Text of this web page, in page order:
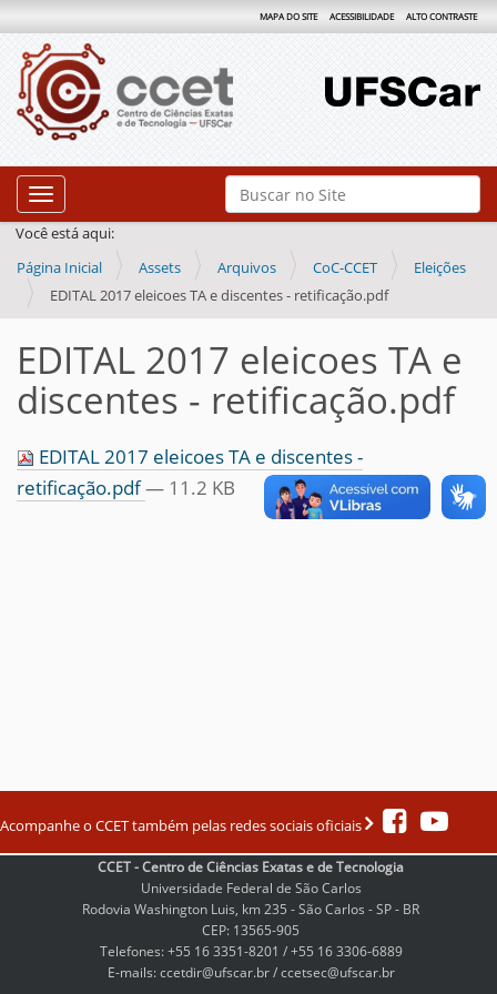
Busca
Busca Avançada…
MAPA DO SITE ACESSIBILIDADE ALTO CONTRASTE
Toggle navigation
Você está aqui:
Página Inicial
Assets Arquivos CoC-CCET
Eleições
EDITAL 2017 eleicoes TA e discentes - retificação.pdf
EDITAL 2017 eleicoes TA e
discentes - retificação.pdf
EDITAL 2017 eleicoes TA e discentes -
retificação.pdf— 11.2 KB
Acompanhe o CCET também pelas redes sociais oficiais
CCET - Centro de Ciências Exatas e de Tecnologia
Universidade Federal de São Carlos
Rodovia Washington Luis, km 235 - São Carlos - SP - BR
CEP: 13565-905
Telefones: +55 16 3351-8201 / +55 16 3306-6889
E-mails: ccetdir@ufscar.br / ccetsec@ufscar.br